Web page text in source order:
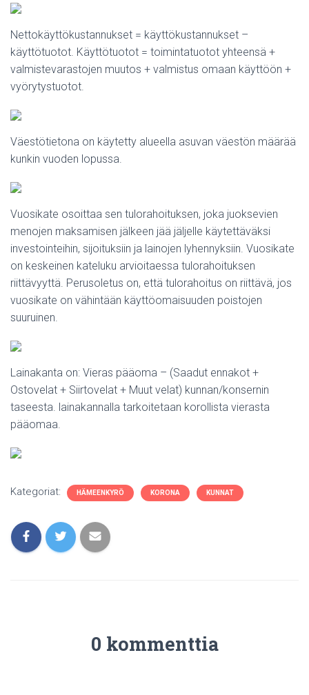
Nettokäyttökustannukset = käyttökustannukset –
käyttötuotot. Käyttötuotot = toimintatuotot yhteensä +
valmistevarastojen muutos + valmistus omaan käyttöön +
vyörytystuotot.
Väestötietona on käytetty alueella asuvan väestön määrää
kunkin vuoden lopussa.
Vuosikate osoittaa sen tulorahoituksen, joka juoksevien
menojen maksamisen jälkeen jää jäljelle käytettäväksi
investointeihin, sijoituksiin ja lainojen lyhennyksiin. Vuosikate
on keskeinen kateluku arvioitaessa tulorahoituksen
riittävyyttä. Perusoletus on, että tulorahoitus on riittävä, jos
vuosikate on vähintään käyttöomaisuuden poistojen
suuruinen.
Lainakanta on: Vieras pääoma – (Saadut ennakot +
Ostovelat + Siirtovelat + Muut velat) kunnan/konsernin
taseesta. lainakannalla tarkoitetaan korollista vierasta
pääomaa.
Kategoriat: HÄMEENKYRÖ KORONA KUNNAT
0 kommenttia